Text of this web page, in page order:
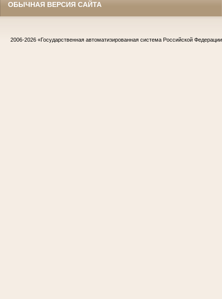
ОБЫЧНАЯ ВЕРСИЯ САЙТА
2006-2026 «Государственная автоматизированная система Российской